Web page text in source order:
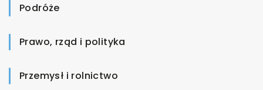
Podróże
Prawo, rząd i polityka
Przemysł i rolnictwo